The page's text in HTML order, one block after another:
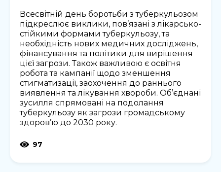
Всесвітній день боротьби з туберкульозом
підкреслює виклики, пов’язані з лікарсько-
стійкими формами туберкульозу, та
необхідність нових медичних досліджень,
фінансування та політики для вирішення
цієї загрози. Також важливою є освітня
робота та кампанії щодо зменшення
стигматизації, заохочення до раннього
виявлення та лікування хвороби. Об’єднані
зусилля спрямовані на подолання
туберкульозу як загрози громадському
здоров’ю до 2030 року.
97